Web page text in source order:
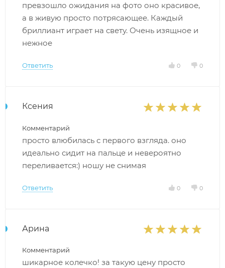
превзошло ожидания на фото оно красивое,
а в живую просто потрясающее. Каждый
бриллиант играет на свету. Очень изящное и
нежное
Ответить 0 0
Ксения
Комментарий
просто влюбилась с первого взгляда. оно
идеально сидит на пальце и невероятно
переливается:) ношу не снимая
Ответить 0 0
Арина
Комментарий
шикарное колечко! за такую цену просто